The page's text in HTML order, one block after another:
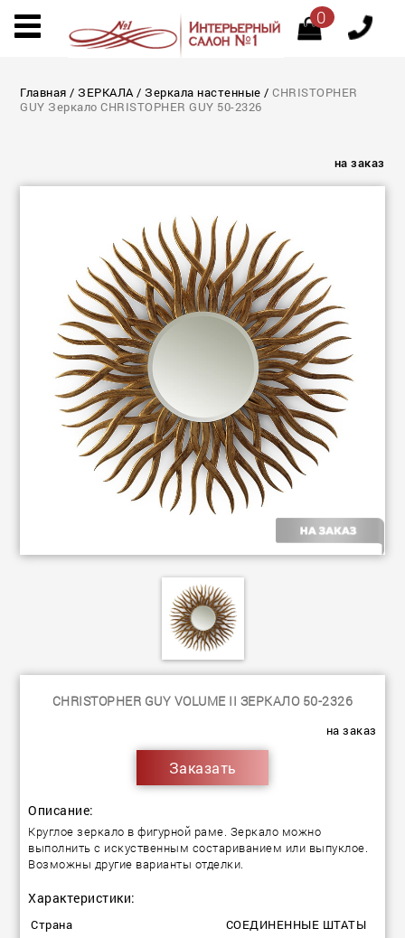
0
Главная /ЗЕРКАЛА /Зеркала настенные /CHRISTOPHER
GUY Зеркало CHRISTOPHER GUY 50-2326
на заказ
CHRISTOPHER GUY VOLUME II ЗЕРКАЛО 50-2326
на заказ
Заказать
Описание:
Круглое зеркало в фигурной раме. Зеркало можно
выполнить с искуственным состариванием или выпуклое.
Возможны другие варианты отделки.
Характеристики:
Страна
СОЕДИНЕННЫЕ ШТАТЫ